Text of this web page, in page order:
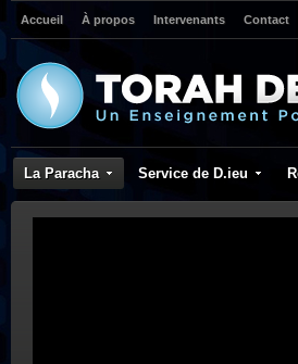
Accueil À propos Intervenants Contact
La Paracha Service de D.ieu